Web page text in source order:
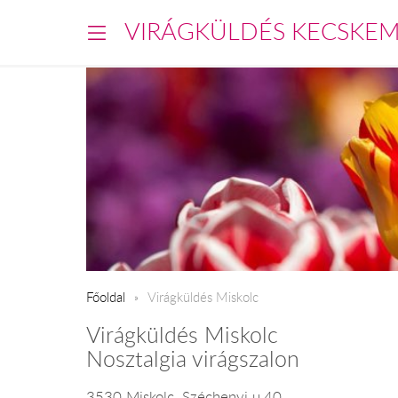
VIRÁGKÜLDÉS
Főoldal Virágküldés Miskolc
Virágküldés Miskolc
Nosztalgia virágszalon